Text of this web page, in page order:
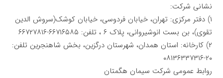
نشانی شرکت:
۱)‌ دفتر مرکزی: تهران، خیابان فردوسی، خیابان کوشک(سروش الدین
تقوی)، بن بست انوشیروانی، پلاک ۶ ،‌ تلفن: ۶۶۷۱۶۵۸۵-۶۶۷۲۷۸۱۶
۲)‌ کارخانه: استان همدان، شهرستان درگزین، بخش شاهنجرین تلفن:
۲۰-۰۸۱۳۶۳۳۷۳۱۶
روابط عمومی شرکت سیمان هگمتان